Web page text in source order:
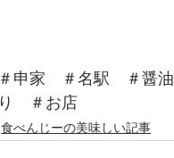
＃申家　＃名駅　＃醤
り　＃お店
食べんじーの美味しい記事